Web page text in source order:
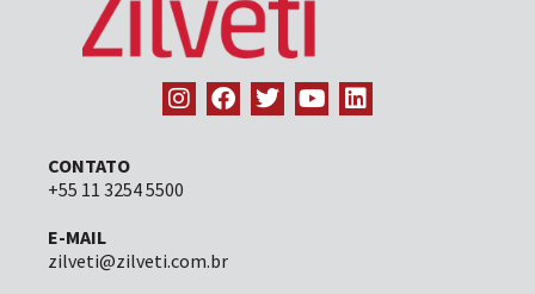
CONTATO
+55 11 3254 5500
E-MAIL
zilveti@zilveti.com.br